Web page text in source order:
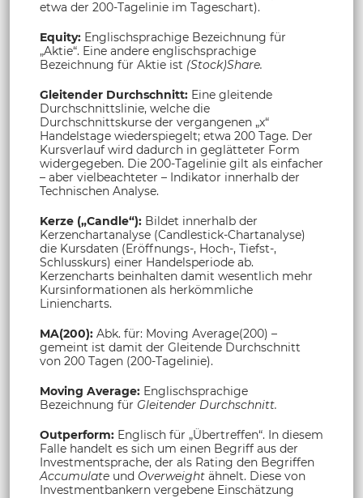
etwa der 200-Tagelinie im Tageschart).
Equity: Englischsprachige Bezeichnung für
„Aktie“. Eine andere englischsprachige
Bezeichnung für Aktie ist (Stock)Share.
Gleitender Durchschnitt: Eine gleitende
Durchschnittslinie, welche die
Durchschnittskurse der vergangenen „x“
Handelstage wiederspiegelt; etwa 200 Tage. Der
Kursverlauf wird dadurch in geglätteter Form
widergegeben. Die 200-Tagelinie gilt als einfacher
– aber vielbeachteter – Indikator innerhalb der
Technischen Analyse.
Kerze („Candle“): Bildet innerhalb der
Kerzenchartanalyse (Candlestick-Chartanalyse)
die Kursdaten (Eröffnungs-, Hoch-, Tiefst-,
Schlusskurs) einer Handelsperiode ab.
Kerzencharts beinhalten damit wesentlich mehr
Kursinformationen als herkömmliche
Liniencharts.
MA(200): Abk. für: Moving Average(200) –
gemeint ist damit der Gleitende Durchschnitt
von 200 Tagen (200-Tagelinie).
Moving Average: Englischsprachige
Bezeichnung für Gleitender Durchschnitt.
Outperform: Englisch für „Übertreffen“. In diesem
Falle handelt es sich um einen Begriff aus der
Investmentsprache, der als Rating den Begriffen
Accumulate und Overweight ähnelt. Diese von
Investmentbankern vergebene Einschätzung